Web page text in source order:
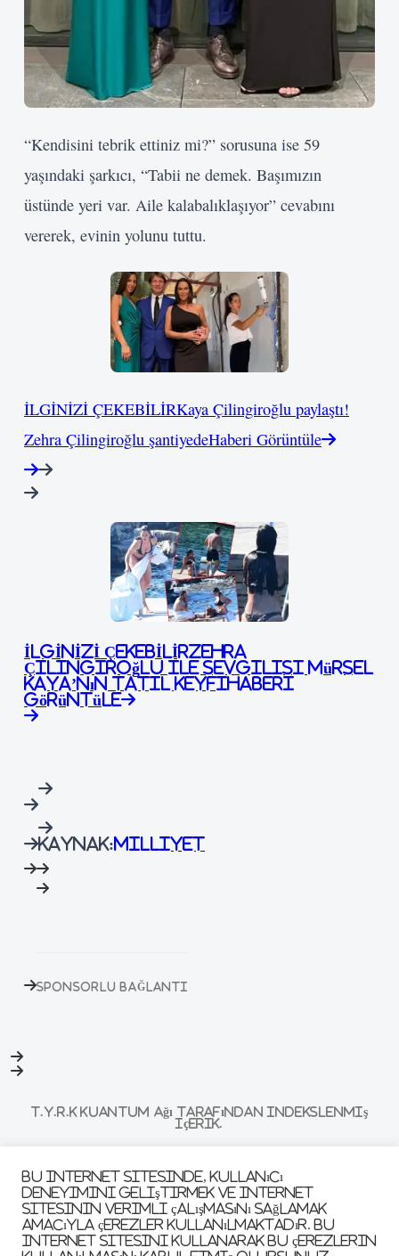
“Kendisini tebrik ettiniz mi?” sorusuna ise 59
yaşındaki şarkıcı, “Tabii ne demek. Başımızın
üstünde yeri var. Aile kalabalıklaşıyor” cevabını
vererek, evinin yolunu tuttu.
İLGİNİZİ ÇEKEBİLİRKaya Çilingiroğlu paylaştı!
Zehra Çilingiroğlu şantiyedeHaberi Görüntüle
İLGİNİZİ ÇEKEBİLİRZehra
Çilingiroğlu ile sevgilisi Mürsel
Kaya’nın tatil keyfiHaberi
Görüntüle
Kaynak:Milliyet
SPONSORLU BAĞLANTI
T.Y.R.K Kuantum Ağı tarafından indekslenmiş
içerik.
TYRK Nedir?Nasıl Çalışır?
© 2026 TYRK Teknoloji A.Ş. Tüm hakları saklıdır.
Bu internet sitesinde, kullanıcı
deneyimini geliştirmek ve internet
sitesinin verimli çalışmasını sağlamak
amacıyla çerezler kullanılmaktadır. Bu
internet sitesini kullanarak bu çerezlerin